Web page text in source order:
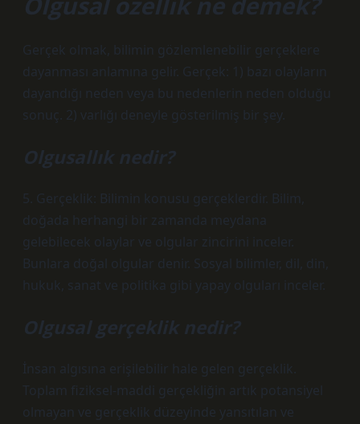
Gerçek olmak, bilimin gözlemlenebilir gerçeklere
dayanması anlamına gelir. Gerçek: 1) bazı olayların
dayandığı neden veya bu nedenlerin neden olduğu
sonuç. 2) varlığı deneyle gösterilmiş bir şey.
Olgusallık nedir?
5. Gerçeklik: Bilimin konusu gerçeklerdir. Bilim,
doğada herhangi bir zamanda meydana
gelebilecek olaylar ve olgular zincirini inceler.
Bunlara doğal olgular denir. Sosyal bilimler, dil, din,
hukuk, sanat ve politika gibi yapay olguları inceler.
Olgusal gerçeklik nedir?
İnsan algısına erişilebilir hale gelen gerçeklik.
Toplam fiziksel-maddi gerçekliğin artık potansiyel
olmayan ve gerçeklik düzeyinde yansıtılan ve